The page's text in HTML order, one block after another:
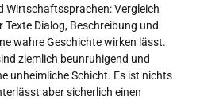
Wirtschaftssprachen: Vergleich
Dialog, Beschreibung und
wahre Geschichte wirken lässt.
ziemlich beunruhigend und
unheimliche Schicht. Es ist nichts
aber sicherlich einen